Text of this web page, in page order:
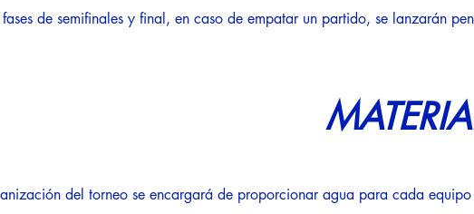
fases de semifinales y final, en caso de empatar un partido, se lanzarán
del torneo se encargará de proporcionar agua para cada